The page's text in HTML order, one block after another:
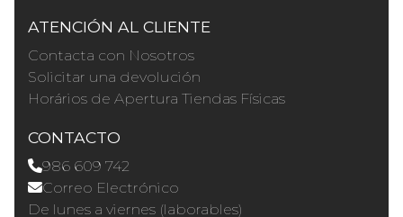
ATENCIÓN AL CLIENTE
Contacta con Nosotros
Solicitar una devolución
Horários de Apertura Tiendas Físicas
CONTACTO
986 609 742
Correo Electrónico
De lunes a viernes (laborables)